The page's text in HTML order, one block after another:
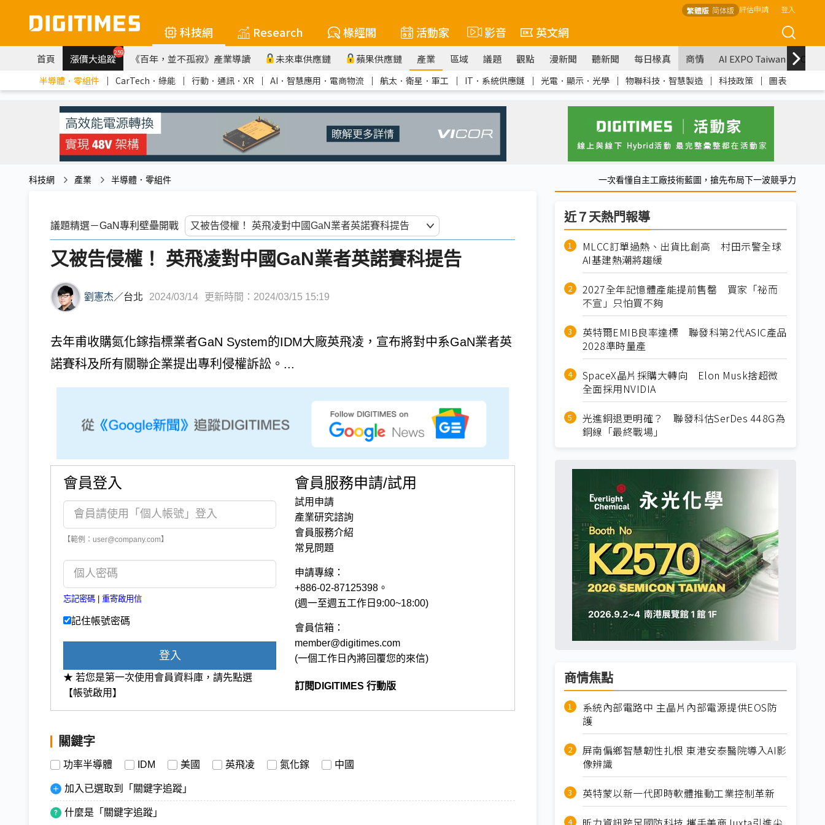
繁體版 简体版 評估申請 登入
科技網 Research 椽經閣 活動家 影音 英文網
首頁 漲價大追蹤259 《百年，並不孤寂》產業導讀 未來車供應鏈 蘋果供應鏈 產業 區域 議題 觀點 漫新聞 聽新聞 每日椽真 商情 AI EXPO Taiwan
半導體．零組件 ｜ CarTech．綠能 ｜ 行動．通訊．XR ｜ AI．智慧應用．電商物流 ｜ 航太．衛星．軍工 ｜ IT．系統供應鏈 ｜ 光電．顯示．光學 ｜ 物聯科技．智慧製造 ｜ 科技政策 ｜ 圖表
科技網 產業 半導體．零組件 一次看懂自主工廠技術藍圖，搶先布局下一波競爭力
議題精選－GaN專利壁壘開戰
又被告侵權！ 英飛凌對中國GaN業者英諾賽科提告
劉憲杰 ／台北 2024/03/14 更新時間：2024/03/15 15:19
去年甫收購氮化鎵指標業者GaN System的IDM大廠英飛凌，宣布將對中系GaN業者英
諾賽科及所有關聯企業提出專利侵權訴訟。...
會員登入
【範例：user@company.com】
忘記密碼 重寄啟用信
記住帳號密碼
登入
★ 若您是第一次使用會員資料庫，請先點選
【帳號啟用】
會員服務申請/試用
試用申請
產業研究諮詢
會員服務介紹
常見問題
申請專線：
+886-02-87125398。
(週一至週五工作日9:00~18:00)
會員信箱：
member@digitimes.com
(一個工作日內將回覆您的來信)
訂閱DIGITIMES 行動版
關鍵字
功率半導體 IDM 美國 英飛凌 氮化鎵 中國
加入已選取到「關鍵字追蹤」
什麼是「關鍵字追蹤」
近７天熱門報導
MLCC訂單過熱、出貨比創高 村田示警全球
AI基建熱潮將趨緩
2027全年記憶體產能提前售罄 買家「祕而
不宣」只怕買不夠
英特爾EMIB良率達標 聯發科第2代ASIC產品
2028準時量產
SpaceX晶片採購大轉向 Elon Musk捨超微
全面採用NVIDIA
光進銅退更明確？ 聯發科估SerDes 448G為
銅線「最終戰場」
商情焦點
系統內部電路中 主晶片內部電源提供EOS防
護
屏南偏鄉智慧韌性扎根 東港安泰醫院導入AI影
像辨識
英特蒙以新一代即時軟體推動工業控制革新